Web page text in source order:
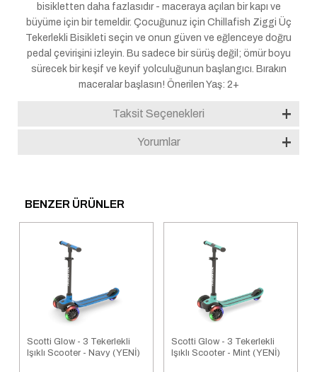
bisikletten daha fazlasıdır - maceraya açılan bir kapı ve
büyüme için bir temeldir. Çocuğunuz için Chillafish Ziggi Üç
Tekerlekli Bisikleti seçin ve onun güven ve eğlenceye doğru
pedal çevirişini izleyin. Bu sadece bir sürüş değil; ömür boyu
sürecek bir keşif ve keyif yolculuğunun başlangıcı. Bırakın
maceralar başlasın! Önerilen Yaş: 2+
Taksit Seçenekleri
Yorumlar
BENZER ÜRÜNLER
Scotti Glow - 3 Tekerlekli
Işıklı Scooter - Navy (YENİ)
Scotti Glow - 3 Tekerlekli
Işıklı Scooter - Mint (YENİ)